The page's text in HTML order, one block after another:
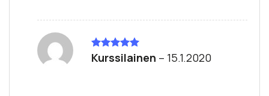
Arvostelu
Kurssilainen – 15.1.2020